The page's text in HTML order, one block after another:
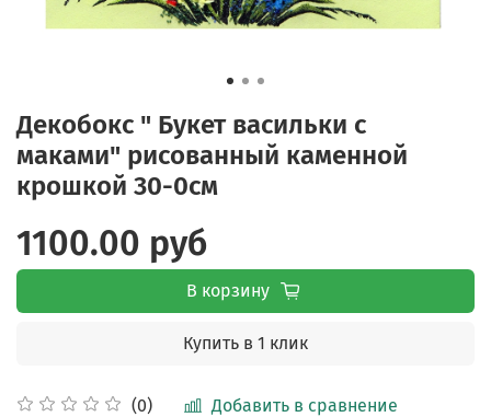
Декобокс " Букет васильки с
маками" рисованный каменной
крошкой 30-0см
(0) Добавить в сравнение
1100.00 руб
В корзину
Купить в 1 клик